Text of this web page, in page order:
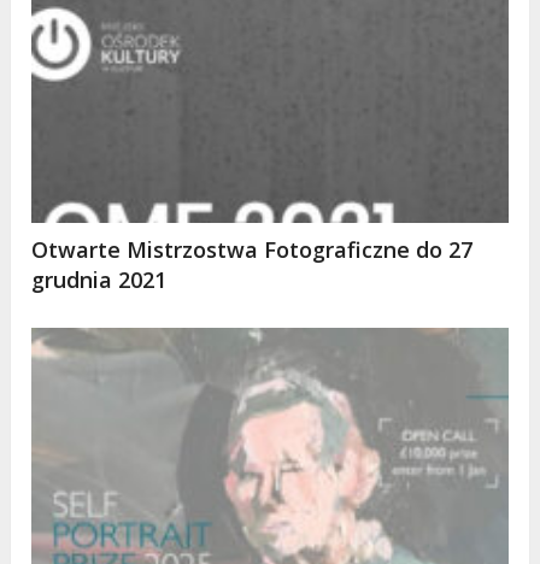
Otwarte Mistrzostwa Fotograficzne do 27
grudnia 2021